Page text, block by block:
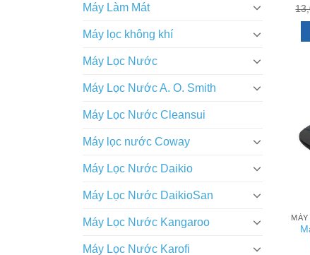
Máy Làm Mát
Máy lọc không khí
Máy Lọc Nước
Máy Lọc Nước A. O. Smith
Máy Lọc Nước Cleansui
Máy lọc nước Coway
Máy Lọc Nước Daikio
Máy Lọc Nước DaikioSan
Máy Lọc Nước Kangaroo
Máy Lọc Nước Karofi